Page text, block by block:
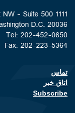
1111 19th Street NW - Suite 500
D.C. 20036
Tel: 202-452-0650
Fax: 202-223-5364
contact links
تماس
اتاق خبر
Subscribe